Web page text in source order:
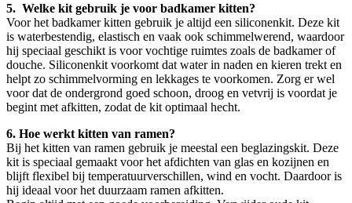
5. Welke kit gebruik je voor badkamer kitten?
Voor het badkamer kitten gebruik je altijd een siliconenkit. Deze kit
is waterbestendig, elastisch en vaak ook schimmelwerend, waardoor
hij speciaal geschikt is voor vochtige ruimtes zoals de badkamer of
douche. Siliconenkit voorkomt dat water in naden en kieren trekt en
helpt zo schimmelvorming en lekkages te voorkomen. Zorg er wel
voor dat de ondergrond goed schoon, droog en vetvrij is voordat je
begint met afkitten, zodat de kit optimaal hecht.
6. Hoe werkt kitten van ramen?
Bij het kitten van ramen gebruik je meestal een beglazingskit. Deze
kit is speciaal gemaakt voor het afdichten van glas en kozijnen en
blijft flexibel bij temperatuurverschillen, wind en vocht. Daardoor is
hij ideaal voor het duurzaam ramen afkitten.